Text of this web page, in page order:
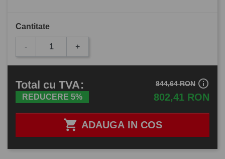
Cantitate
- +
 ADAUGA IN COS
Total cu TVA:
REDUCERE 5% 802,41 RON
844,64 RON info_outline